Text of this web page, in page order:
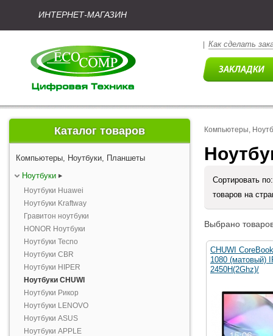
ИНТЕРНЕТ-МАГАЗИН
Как сделать
Каталог товаров
Компьютеры, Ноутбуки, Планшеты
Ноутбуки
Ноутбуки Huawei
Ноутбуки Kraftway
Гравитон ноутбуки
HONOR Ноутбуки
Ноутбуки Tecno
Ноутбуки CBR
Ноутбуки HIPER
Ноутбуки CHUWI
Ноутбуки Рикор
Ноутбуки LENOVO
Ноутбуки ASUS
Ноутбуки APPLE
Компьютеры,
Сортировать
товаров на
Выбрано
CHUWI
1080 (матовый)
2450H(2Ghz)/